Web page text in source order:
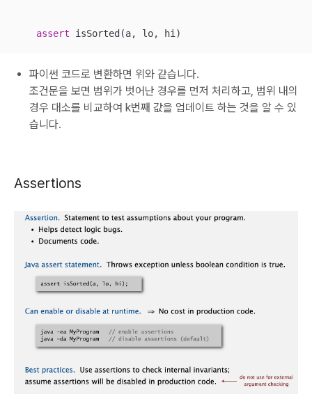
assert isSorted(a, lo, hi)
파이썬 코드로 변환하면 위와 같습니다.
조건문을 보면 범위가 벗어난 경우를 먼저 처리하고, 범위 내의
경우 대소를 비교하여 k번째 값을 업데이트 하는 것을 알 수 있
습니다.
Assertions